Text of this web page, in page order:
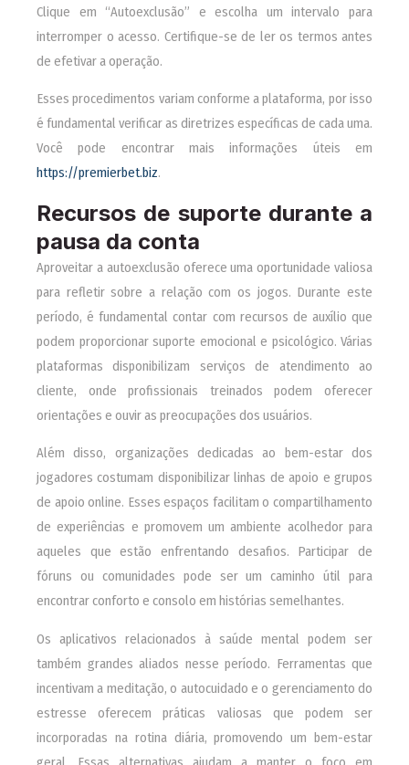
Clique em “Autoexclusão” e escolha um intervalo para
interromper o acesso. Certifique-se de ler os termos antes
de efetivar a operação.
Esses procedimentos variam conforme a plataforma, por isso
é fundamental verificar as diretrizes específicas de cada uma.
Você pode encontrar mais informações úteis em
https://premierbet.biz.
Recursos de suporte durante a
pausa da conta
Aproveitar a autoexclusão oferece uma oportunidade valiosa
para refletir sobre a relação com os jogos. Durante este
período, é fundamental contar com recursos de auxílio que
podem proporcionar suporte emocional e psicológico. Várias
plataformas disponibilizam serviços de atendimento ao
cliente, onde profissionais treinados podem oferecer
orientações e ouvir as preocupações dos usuários.
Além disso, organizações dedicadas ao bem-estar dos
jogadores costumam disponibilizar linhas de apoio e grupos
de apoio online. Esses espaços facilitam o compartilhamento
de experiências e promovem um ambiente acolhedor para
aqueles que estão enfrentando desafios. Participar de
fóruns ou comunidades pode ser um caminho útil para
encontrar conforto e consolo em histórias semelhantes.
Os aplicativos relacionados à saúde mental podem ser
também grandes aliados nesse período. Ferramentas que
incentivam a meditação, o autocuidado e o gerenciamento do
estresse oferecem práticas valiosas que podem ser
incorporadas na rotina diária, promovendo um bem-estar